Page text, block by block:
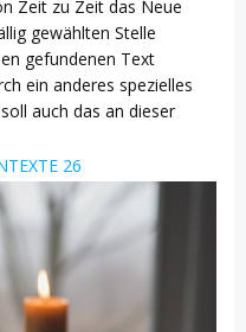
Zeit zu Zeit das Neue
gewählten Stelle
gefundenen Text
ein anderes spezielles
auch das an dieser
26